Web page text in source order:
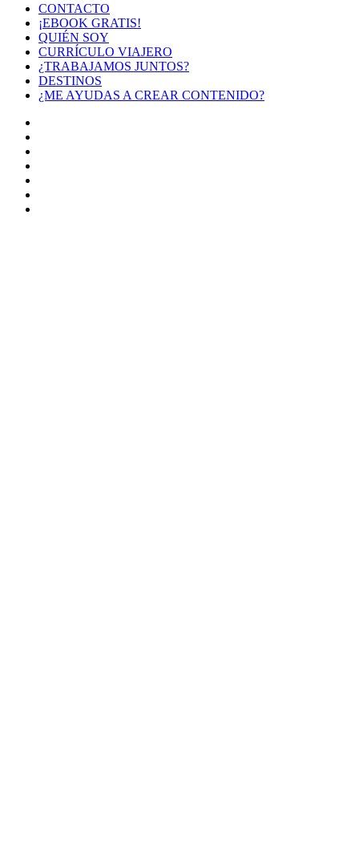
CONTACTO
¡EBOOK GRATIS!
QUIÉN SOY
CURRÍCULO VIAJERO
¿TRABAJAMOS JUNTOS?
DESTINOS
¿ME AYUDAS A CREAR CONTENIDO?